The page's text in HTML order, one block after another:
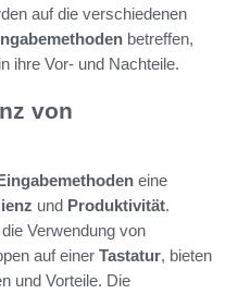
auf die verschiedenen
betreffen,
ihre Vor- und Nachteile.
von
eine
und Produktivität.
Verwendung von
auf einer Tastatur, bieten
und Vorteile. Die